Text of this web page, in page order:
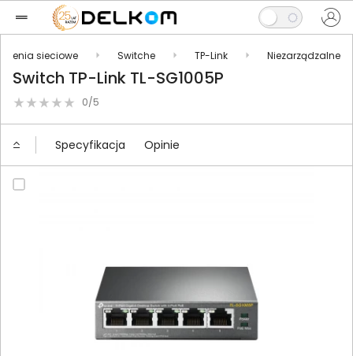
sieciowe Switche TP-Link Niezarządzalne
Switch TP-Link TL-SG1005P
0/5
Specyfikacja Opinie